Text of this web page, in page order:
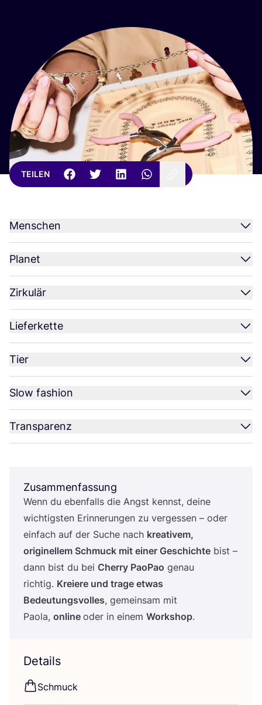
TEILEN
Menschen
Planet
Zirkulär
Lieferkette
Tier
Slow fashion
Transparenz
Zusammenfassung
Wenn du eben­falls die Angst kennst, dei­ne
wich­tigs­ten Erin­ne­run­gen zu ver­ges­sen – oder
ein­fach auf der Suche nach krea­ti­vem,
ori­gi­nel­lem Schmuck mit einer Geschich­te bist –
dann bist du bei Cher­ry Pao­Pao genau
rich­tig. Kre­iere und tra­ge etwas
Bedeu­tungs­vol­les, gemein­sam mit
Pao­la, online oder in einem Work­shop.
Details
Schmuck